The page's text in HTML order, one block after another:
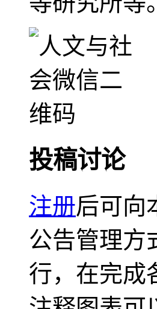
投稿讨论
注册后可向
公告管理方
行，在完成